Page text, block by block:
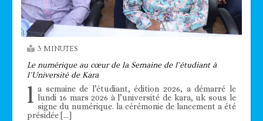
3 MINUTES
Le numérique au cœur de la Semaine de l’étudiant à
l’Université de Kara
l a semaine de l’étudiant, édition 2026, a démarré le
lundi 16 mars 2026 à l’université de kara, uk sous le
signe du numérique. la cérémonie de lancement a été
présidée […]